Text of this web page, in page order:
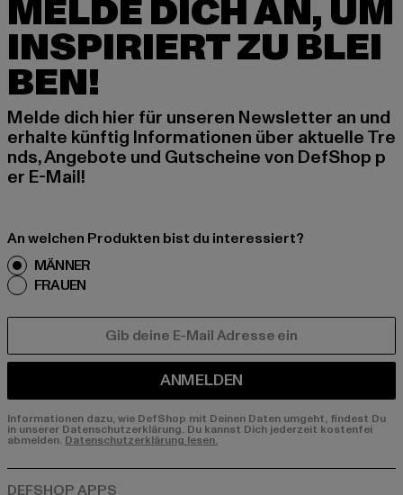
MELDE DICH AN, UM
INSPIRIERT ZU BLEI
BEN!
Melde dich hier für unseren Newsletter an und
erhalte künftig Informationen über aktuelle Tre
nds, Angebote und Gutscheine von DefShop p
er E-Mail!
An welchen Produkten bist du interessiert?
MÄNNER
FRAUEN
ANMELDEN
Informationen dazu, wie DefShop mit Deinen Daten umgeht, findest Du
in unserer Datenschutzerklärung. Du kannst Dich jederzeit kostenfei
abmelden. Datenschutzerklärung lesen.